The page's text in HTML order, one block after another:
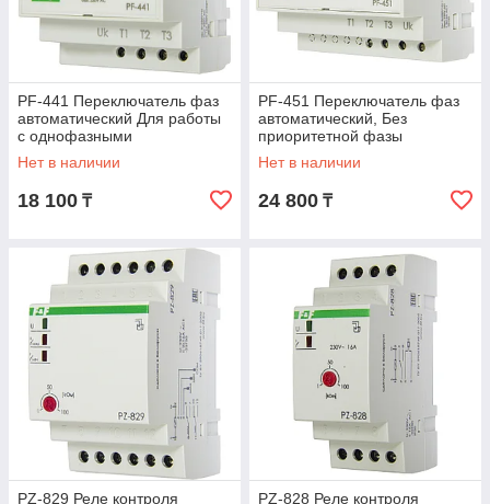
PF-441 Переключатель фаз
автоматический Для работы
с однофазными
генераторами. Порог
переключения: 150-270, 16
Нет в наличии
18 100 ₸
PF-451 Переключатель фаз
автоматический, Без
приоритетной фазы
Нет в наличии
24 800 ₸
PZ-829 Реле контроля
PZ-828 Реле контроля